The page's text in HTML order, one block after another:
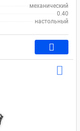
механический
0.40
настольный